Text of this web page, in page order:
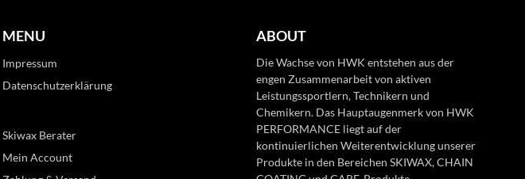
MENU
Impressum
Datenschutzerklärung
Skiwax Berater
Mein Account
ABOUT
Die Wachse von HWK entstehen aus der
engen Zusammenarbeit von aktiven
Leistungssportlern, Technikern und
Chemikern. Das Hauptaugenmerk von HWK
PERFORMANCE liegt auf der
kontinuierlichen Weiterentwicklung unserer
Produkte in den Bereichen SKIWAX, CHAIN